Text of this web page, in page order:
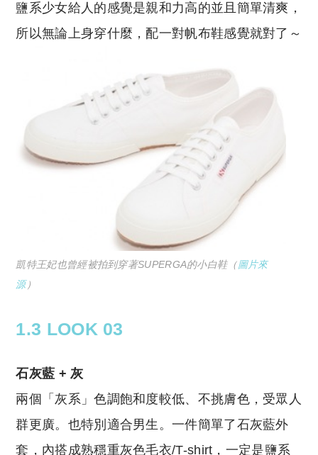
鹽系少女給人的感覺是親和力高的並且簡單清爽，
所以無論上身穿什麼，配一對帆布鞋感覺就對了～
凱特王妃也曾經被拍到穿著SUPERGA的小白鞋（圖片來
源）
1.3 LOOK 03
石灰藍 + 灰
兩個「灰系」色調飽和度較低、不挑膚色，受眾人
群更廣。也特別適合男生。一件簡單了石灰藍外
套，內搭成熟穩重灰色毛衣/T-shirt，一定是鹽系